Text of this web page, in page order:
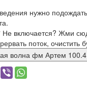
нужно
Не включается? Жми
поток, очистить
волна фм Артем